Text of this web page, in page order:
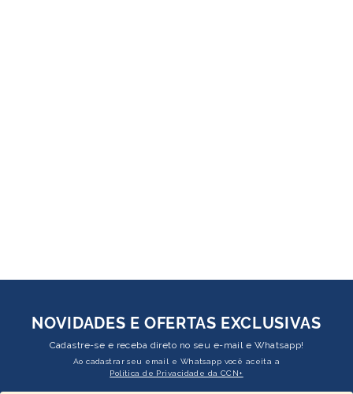
NOVIDADES E OFERTAS EXCLUSIVAS
Cadastre-se e receba direto no seu e-mail e Whatsapp!
Ao cadastrar seu email e Whatsapp você aceita a
Política de Privacidade da CCN+